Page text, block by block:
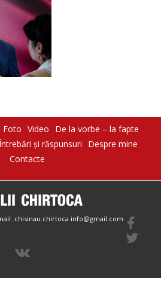
Foto Video
De la vorbe – la fapte
şi răspunsuri
Despre mine
Contacte
chisinau.chirtoca.info@gmail.com